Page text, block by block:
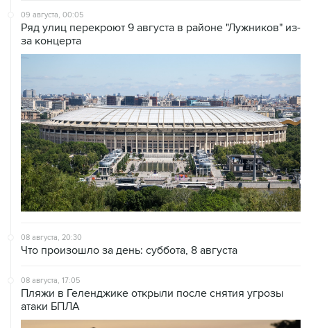
09 августа, 00:05
Ряд улиц перекроют 9 августа в районе "Лужников" из-
за концерта
08 августа, 20:30
Что произошло за день: суббота, 8 августа
08 августа, 17:05
Пляжи в Геленджике открыли после снятия угрозы
атаки БПЛА